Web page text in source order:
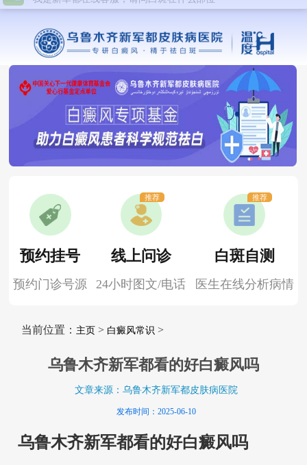
预约挂号
预约门诊号源
线上问诊
24小时图文/电话
推荐
白斑自测
医生在线分析病情
推荐
当前位置： 主页> 白癜风常识 >
乌鲁木齐新军都看的好白癜风吗
文章来源：乌鲁木齐新军都皮肤病医院
发布时间：2025-06-10
乌鲁木齐新军都看的好白癜风吗